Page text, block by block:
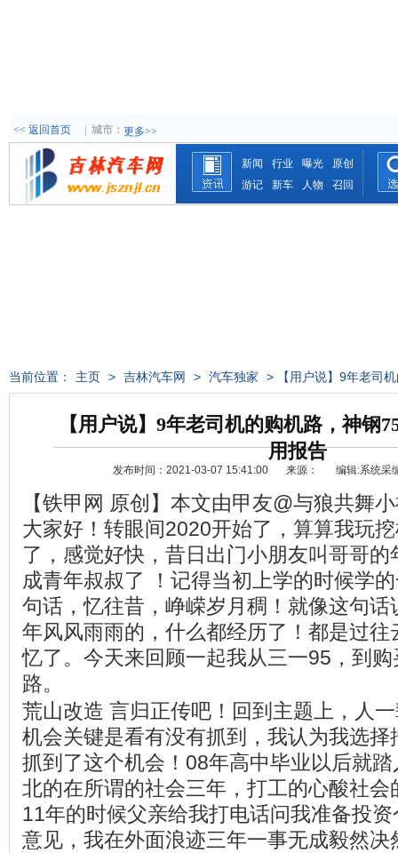
<< 返回首页 城市： 更多>>
资讯
新闻 行业 曝光
原创
游记
新车 人物 召回
选车
当前位置： 主页 > 吉林汽车网 > 汽车独家 > 【用户说】9年老司
【用户说】9年老司机的购机路，神钢
用报告
发布时间：2021-03-07 15:41:00 来源： 编辑:系统采
【铁甲网 原创】本文由甲友@与狼共舞
大家好！转眼间2020开始了，算算我玩
了，感觉好快，昔日出门小朋友叫哥哥
成青年叔叔了 ！记得当初上学的时候学
句话，忆往昔，峥嵘岁月稠！就像这句话
年风风雨雨的，什么都经历了！都是过往
忆了。今天来回顾一起我从三一95，到
路。
荒山改造 言归正传吧！回到主题上，人
机会关键是看有没有抓到，我认为我选择
抓到了这个机会！08年高中毕业以后就
北的在所谓的社会三年，打工的心酸社会
11年的时候父亲给我打电话问我准备投
意见，我在外面浪迹三年一事无成毅然决